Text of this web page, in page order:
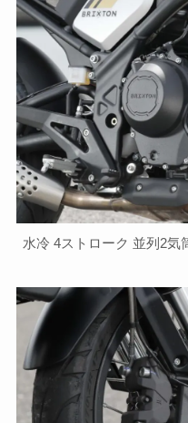
水冷 4ストローク 並列2気